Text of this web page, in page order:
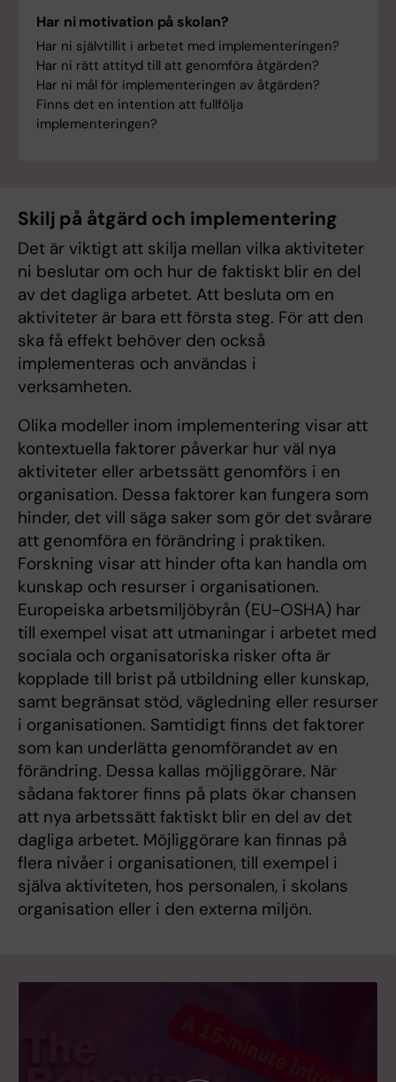
Har ni motivation på skolan?
Har ni självtillit i arbetet med implementeringen?
Har ni rätt attityd till att genomföra åtgärden?
Har ni mål för implementeringen av åtgärden?
Finns det en intention att fullfölja
implementeringen?
Skilj på åtgärd och implementering
Det är viktigt att skilja mellan vilka aktiviteter
ni beslutar om och hur de faktiskt blir en del
av det dagliga arbetet. Att besluta om en
aktiviteter är bara ett första steg. För att den
ska få effekt behöver den också
implementeras och användas i
verksamheten.
Olika modeller inom implementering visar att
kontextuella faktorer påverkar hur väl nya
aktiviteter eller arbetssätt genomförs i en
organisation. Dessa faktorer kan fungera som
hinder, det vill säga saker som gör det svårare
att genomföra en förändring i praktiken.
Forskning visar att hinder ofta kan handla om
kunskap och resurser i organisationen.
Europeiska arbetsmiljöbyrån (EU-OSHA) har
till exempel visat att utmaningar i arbetet med
sociala och organisatoriska risker ofta är
kopplade till brist på utbildning eller kunskap,
samt begränsat stöd, vägledning eller resurser
i organisationen. Samtidigt finns det faktorer
som kan underlätta genomförandet av en
förändring. Dessa kallas möjliggörare. När
sådana faktorer finns på plats ökar chansen
att nya arbetssätt faktiskt blir en del av det
dagliga arbetet. Möjliggörare kan finnas på
flera nivåer i organisationen, till exempel i
själva aktiviteten, hos personalen, i skolans
organisation eller i den externa miljön.